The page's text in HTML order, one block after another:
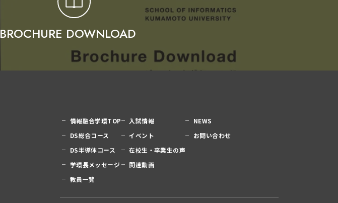
BROCHURE DOWNLOAD
情報融合学環TOP
DS総合コース
DS半導体コース
学環長メッセージ
教員一覧
入試情報
イベント
在校生・卒業生の声
関連動画
NEWS
お問い合わせ